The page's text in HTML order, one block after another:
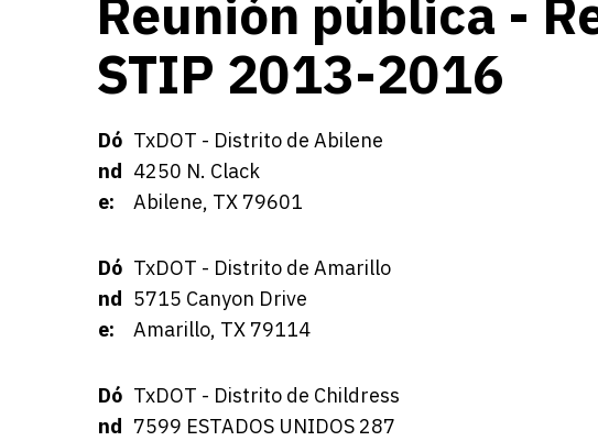
Reunión pública -
STIP 2013-2016
Details
Dó
nd
e:
TxDOT - Distrito de Abilene
4250 N. Clack
Abilene, TX 79601
Dó
nd
e:
TxDOT - Distrito de Amarillo
5715 Canyon Drive
Amarillo, TX 79114
Dó
nd
TxDOT - Distrito de Childress
7599 ESTADOS UNIDOS 287